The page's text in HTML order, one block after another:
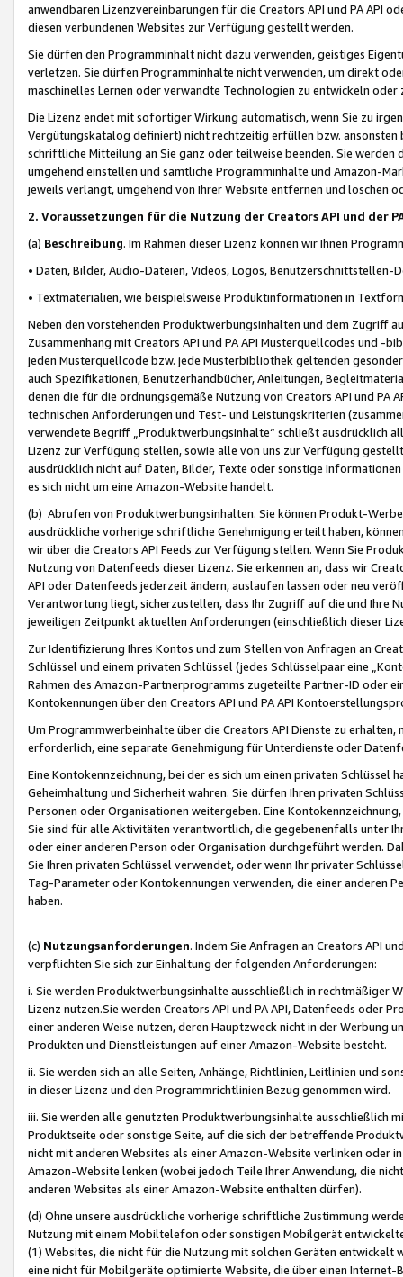
anwendbaren Lizenzvereinbarungen für die Creators API und PA API
diesen verbundenen Websites zur Verfügung gestellt werden.
Sie dürfen den Programminhalt nicht dazu verwenden, geistiges
verletzen. Sie dürfen Programminhalte nicht verwenden, um direkt
maschinelles Lernen oder verwandte Technologien zu entwickeln
Die Lizenz endet mit sofortiger Wirkung automatisch, wenn Sie zu
Vergütungskatalog definiert) nicht rechtzeitig erfüllen bzw. ansonsten
schriftliche Mitteilung an Sie ganz oder teilweise beenden. Sie werden
umgehend einstellen und sämtliche Programminhalte und Amazon-
jeweils verlangt, umgehend von Ihrer Website entfernen und löschen
2. Voraussetzungen für die Nutzung der Creators API und der
(a) Beschreibung. Im Rahmen dieser Lizenz können wir Ihnen
• Daten, Bilder, Audio-Dateien, Videos, Logos, Benutzerschnittstellen-
• Textmaterialien, wie beispielsweise Produktinformationen in
Neben den vorstehenden Produktwerbungsinhalten und dem Zugriff
Zusammenhang mit Creators API und PA API Musterquellcodes und
jeden Musterquellcode bzw. jede Musterbibliothek geltenden
auch Spezifikationen, Benutzerhandbücher, Anleitungen,
denen die für die ordnungsgemäße Nutzung von Creators API und PA
technischen Anforderungen und Test- und Leistungskriterien
verwendete Begriff „Produktwerbungsinhalte“ schließt ausdrücklich
Lizenz zur Verfügung stellen, sowie alle von uns zur Verfügung
ausdrücklich nicht auf Daten, Bilder, Texte oder sonstige
es sich nicht um eine Amazon-Website handelt.
(b) Abrufen von Produktwerbungsinhalten. Sie können Produkt-
ausdrückliche vorherige schriftliche Genehmigung erteilt haben,
wir über die Creators API Feeds zur Verfügung stellen. Wenn Sie
Nutzung von Datenfeeds dieser Lizenz. Sie erkennen an, dass wir
API oder Datenfeeds jederzeit ändern, auslaufen lassen oder neu
Verantwortung liegt, sicherzustellen, dass Ihr Zugriff auf die und Ihre
jeweiligen Zeitpunkt aktuellen Anforderungen (einschließlich dieser
Zur Identifizierung Ihres Kontos und zum Stellen von Anfragen an
Schlüssel und einem privaten Schlüssel (jedes Schlüsselpaar eine
Rahmen des Amazon-Partnerprogramms zugeteilte Partner-ID oder
Kontokennungen über den Creators API und PA API
Um Programmwerbeinhalte über die Creators API Dienste zu
erforderlich, eine separate Genehmigung für Unterdienste oder
Eine Kontokennzeichnung, bei der es sich um einen privaten
Geheimhaltung und Sicherheit wahren. Sie dürfen Ihren privaten
Personen oder Organisationen weitergeben. Eine
Sie sind für alle Aktivitäten verantwortlich, die gegebenenfalls unter
oder einer anderen Person oder Organisation durchgeführt werden.
Sie Ihren privaten Schlüssel verwendet, oder wenn Ihr privater
Tag-Parameter oder Kontokennungen verwenden, die einer anderen
haben.
(c) Nutzungsanforderungen. Indem Sie Anfragen an Creators API
verpflichten Sie sich zur Einhaltung der folgenden Anforderungen:
i. Sie werden Produktwerbungsinhalte ausschließlich in rechtmäßiger
Lizenz nutzen.Sie werden Creators API und PA API, Datenfeeds oder
einer anderen Weise nutzen, deren Hauptzweck nicht in der Werbung
Produkten und Dienstleistungen auf einer Amazon-Website besteht.
ii. Sie werden sich an alle Seiten, Anhänge, Richtlinien, Leitlinien und
in dieser Lizenz und den Programmrichtlinien Bezug genommen wird.
iii. Sie werden alle genutzten Produktwerbungsinhalte ausschließlich
Produktseite oder sonstige Seite, auf die sich der betreffende
nicht mit anderen Websites als einer Amazon-Website verlinken oder
Amazon-Website lenken (wobei jedoch Teile Ihrer Anwendung, die
anderen Websites als einer Amazon-Website enthalten dürfen).
(d) Ohne unsere ausdrückliche vorherige schriftliche Zustimmung
Nutzung mit einem Mobiltelefon oder sonstigen Mobilgerät
(1) Websites, die nicht für die Nutzung mit solchen Geräten
eine nicht für Mobilgeräte optimierte Website, die über einen